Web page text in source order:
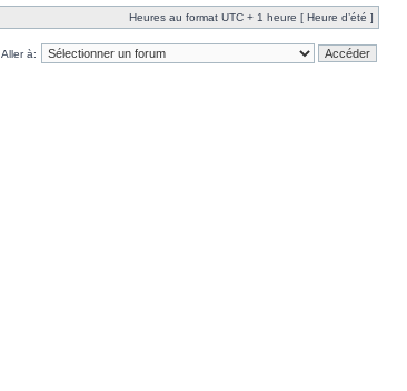
Heures au format UTC + 1 heure [ Heure d’été ]
Aller à: